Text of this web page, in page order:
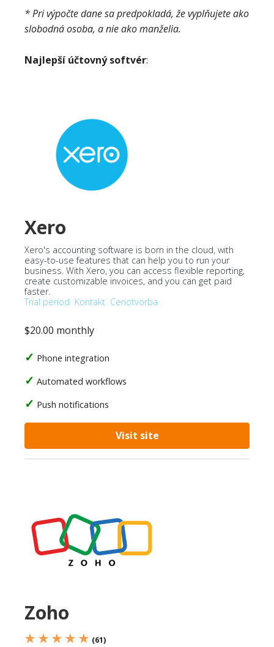
* Pri výpočte dane sa predpokladá, že vyplňujete ako
slobodná osoba, a nie ako manželia.
Najlepší účtovný softvér:
Xero
Xero's accounting software is born in the cloud, with
easy-to-use features that can help you to run your
business. With Xero, you can access flexible reporting,
create customizable invoices, and you can get paid
faster.
Trial period Kontakt Cenotvorba
$20.00 monthly
Phone integration
Automated workflows
Push notifications
Visit site
Zoho
★ ★ ★ ★ ★ (61)